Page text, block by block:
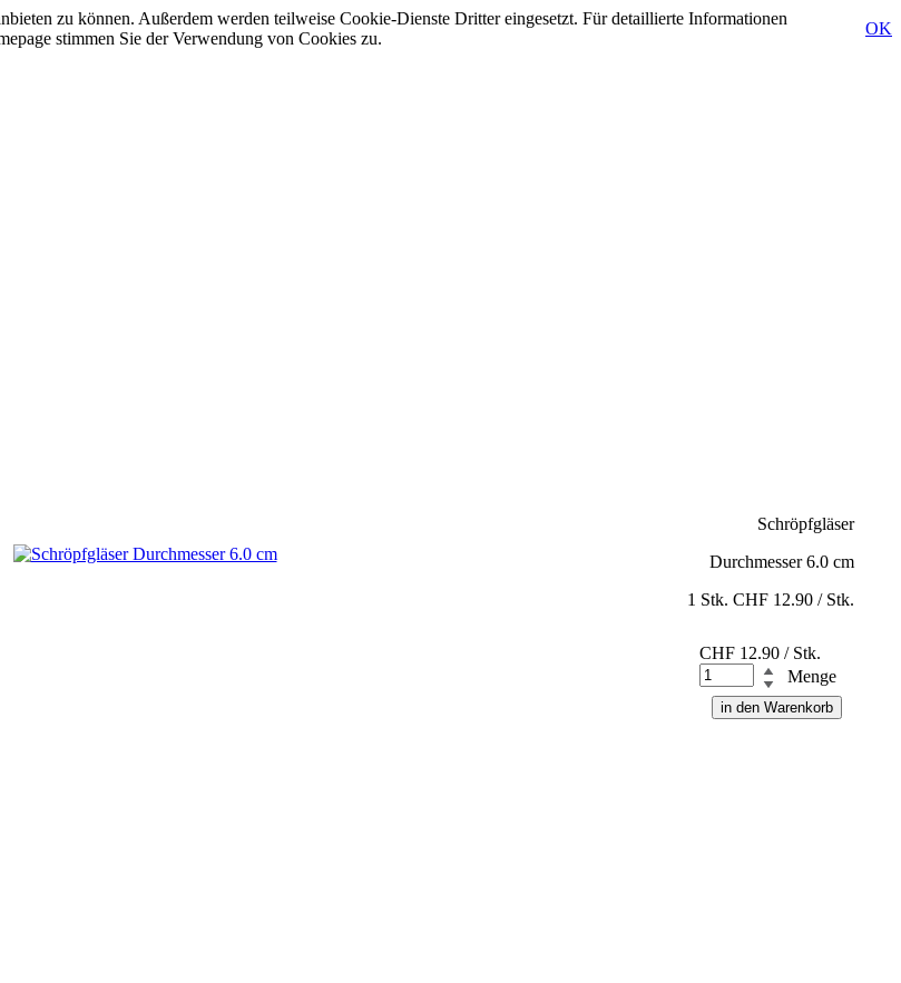
zu können. Außerdem werden teilweise Cookie-Dienste Dritter eingesetzt. Für detaillierte Informationen
stimmen Sie der Verwendung von Cookies zu.
OK
Schröpfgläser
Durchmesser 6.0 cm
1 Stk. CHF 12.90 / Stk.
CHF 12.90 / Stk.
Menge